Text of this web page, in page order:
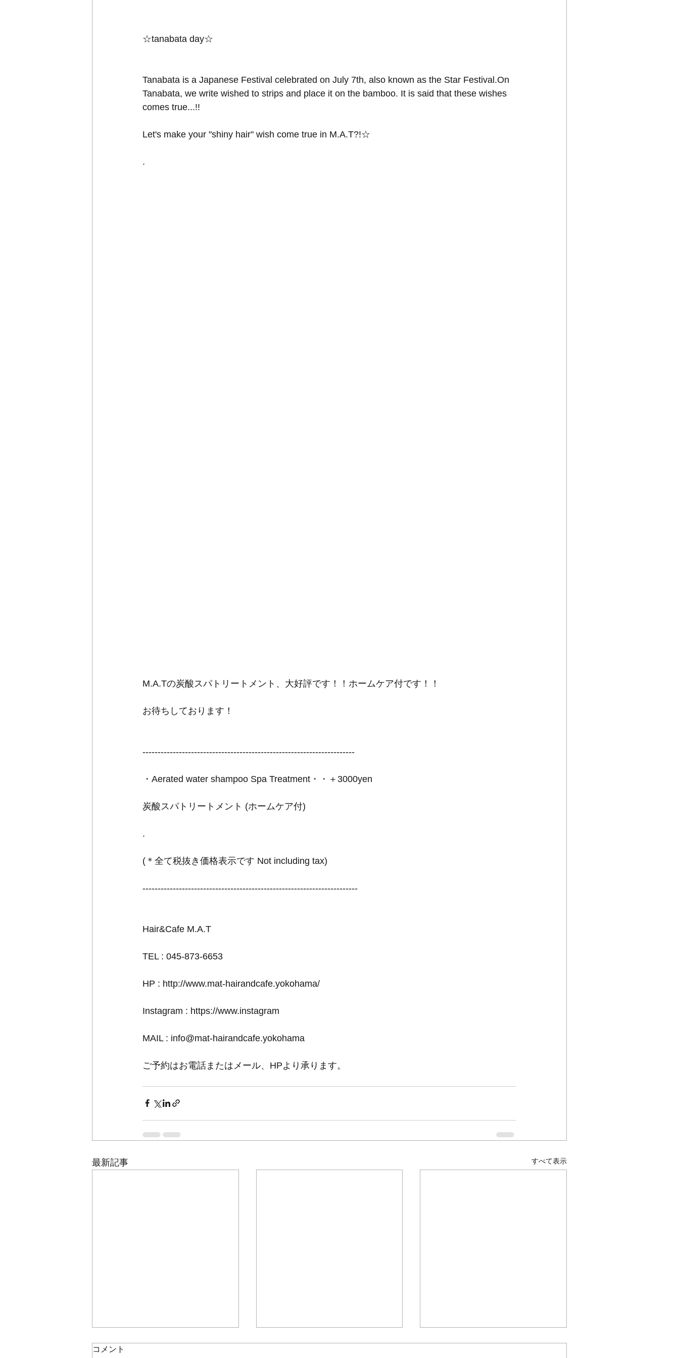
☆tanabata day☆
Tanabata is a Japanese Festival celebrated on July 7th, also known as the Star Festival.On
Tanabata, we write wished to strips and place it on the bamboo. It is said that these wishes
comes true...!!
Let's make your "shiny hair" wish come true in M.A.T?!☆
.
M.A.Tの炭酸スパトリートメント、大好評です！！ホームケア付です！！
お待ちしております！
----------------------------------------------------------------------
・Aerated water shampoo Spa Treatment・・＋3000yen
炭酸スパトリートメント (ホームケア付)
.
(＊全て税抜き価格表示です Not including tax)
-----------------------------------------------------------------------
Hair&Cafe M.A.T
TEL : 045-873-6653
HP : http://www.mat-hairandcafe.yokohama/
Instagram : https://www.instagram
MAIL : info@mat-hairandcafe.yokohama
ご予約はお電話またはメール、HPより承ります。
最新記事 すべて表示
コメント